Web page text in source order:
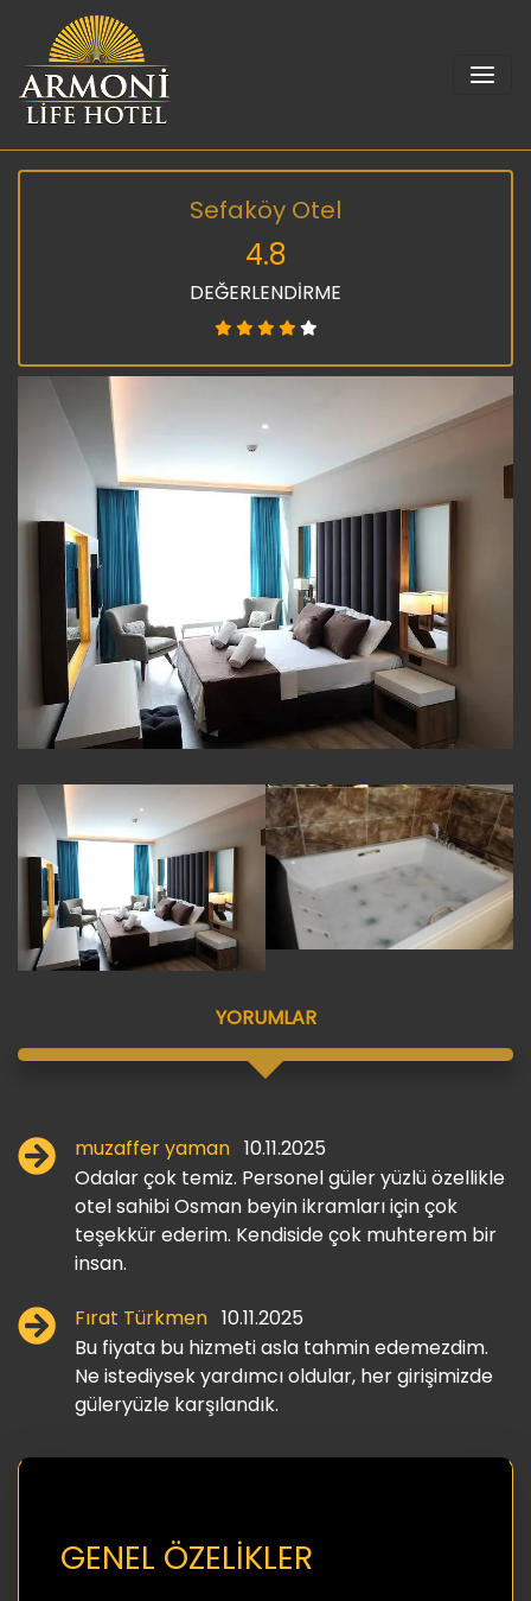
Sefaköy Otel
4.8
DEĞERLENDİRME
YORUMLAR
muzaffer yaman 10.11.2025
Odalar çok temiz. Personel güler yüzlü özellikle
otel sahibi Osman beyin ikramları için çok
teşekkür ederim. Kendiside çok muhterem bir
insan.
Fırat Türkmen 10.11.2025
Bu fiyata bu hizmeti asla tahmin edemezdim.
Ne istediysek yardımcı oldular, her girişimizde
güleryüzle karşılandık.
GENEL ÖZELİKLER